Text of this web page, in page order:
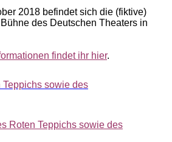
2018 befindet sich die (fiktive)
des Deutschen Theaters in
findet ihr hier.
sowie des
Roten Teppichs sowie des